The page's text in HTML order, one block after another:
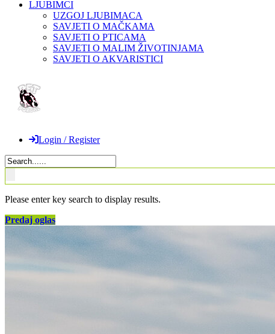
LJUBIMCI
UZGOJ LJUBIMACA
SAVJETI O MAČKAMA
SAVJETI O PTICAMA
SAVJETI O MALIM ŽIVOTINJAMA
SAVJETI O AKVARISTICI
Login / Register
Please enter key search to display results.
Predaj oglas